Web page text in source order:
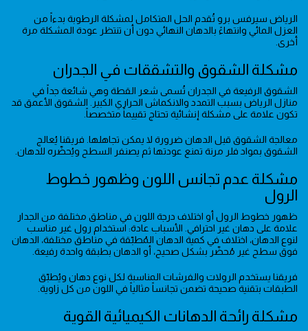
الرياض سيرفس برو تُقدم الحل المتكامل لمشكلة الرطوبة بدءاً من
العزل المائي وانتهاءً بالدهان النهائي دون أن تنتظر عودة المشكلة مرة
أخرى.
مشكلة الشقوق والتشققات في الجدران
الشقوق الرفيعة في الجدران تُسمى شعر القطة وهي شائعة جداً في
منازل الرياض بسبب التمدد والانكماش الحراري الكبير. الشقوق الأعمق قد
تكون علامة على مشكلة إنشائية تحتاج تقييماً متخصصاً.
معالجة الشقوق قبل الدهان ضرورة لا يمكن تجاهلها. فريقنا يُعالج
الشقوق بمواد فلر مرنة تمنع عودتها ثم يصنفر السطح ويُحضّره للدهان.
مشكلة عدم تجانس اللون وظهور خطوط
الرول
ظهور خطوط الرول أو اختلاف درجة اللون في مناطق مختلفة من الجدار
علامة على دهان غير احترافي. الأسباب عادة: استخدام رول غير مناسب
لنوع الدهان، اختلاف في كمية الدهان المُطبّقة في مناطق مختلفة، الدهان
فوق سطح غير مُحضّر بشكل صحيح، أو الدهان بطبقة واحدة رفيعة.
فريقنا يستخدم الرولات والفرشات المناسبة لكل نوع دهان ويُطبّق
الطبقات بتقنية صحيحة تضمن تجانساً مثالياً في اللون من كل زاوية.
مشكلة رائحة الدهانات الكيميائية القوية